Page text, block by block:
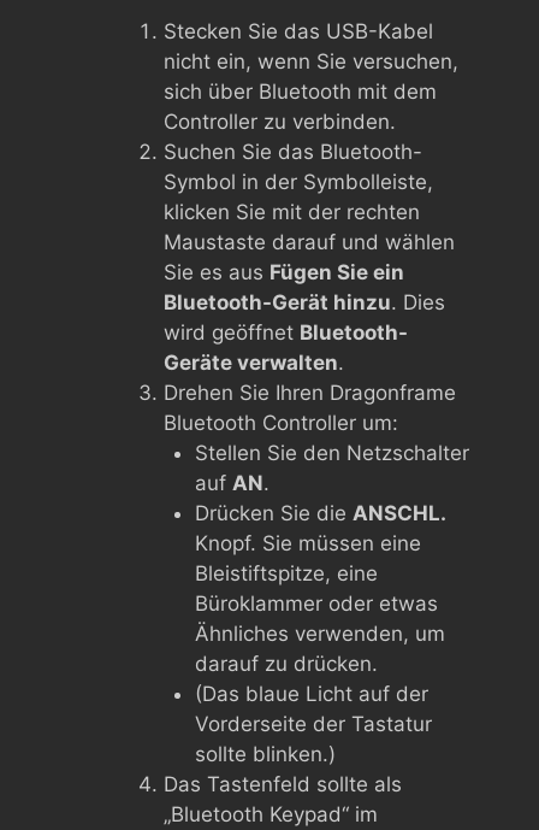
Stecken Sie das USB-Kabel
nicht ein, wenn Sie versuchen,
sich über Bluetooth mit dem
Controller zu verbinden.
Suchen Sie das Bluetooth-
Symbol in der Symbolleiste,
klicken Sie mit der rechten
Maustaste darauf und wählen
Sie es aus Fügen Sie ein
Bluetooth-Gerät hinzu. Dies
wird geöffnet Bluetooth-
Geräte verwalten.
Drehen Sie Ihren Dragonframe
Bluetooth Controller um:
Stellen Sie den Netzschalter
auf AN.
Drücken Sie die ANSCHL.
Knopf. Sie müssen eine
Bleistiftspitze, eine
Büroklammer oder etwas
Ähnliches verwenden, um
darauf zu drücken.
(Das blaue Licht auf der
Vorderseite der Tastatur
sollte blinken.)
Das Tastenfeld sollte als
„Bluetooth Keypad“ im